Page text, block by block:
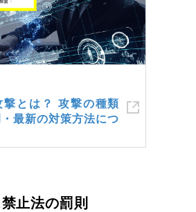
撃とは？ 攻撃の種類
最新の対策方法につ
止法の罰則